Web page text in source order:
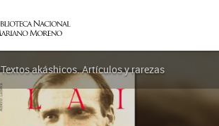
Textos akáshicos. Artículos y rarezas